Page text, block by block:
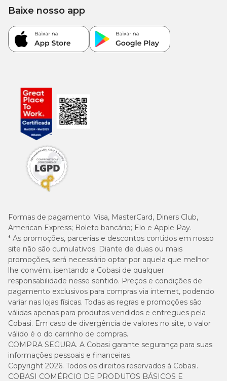
Formas de pagamento: Visa, MasterCard, Diners Club,
American Express; Boleto bancário; Elo e Apple Pay.
* As promoções, parcerias e descontos contidos em nosso
site não são cumulativos. Diante de duas ou mais
promoções, será necessário optar por aquela que melhor
lhe convém, isentando a Cobasi de qualquer
responsabilidade nesse sentido. Preços e condições de
pagamento exclusivos para compras via internet, podendo
variar nas lojas físicas. Todas as regras e promoções são
válidas apenas para produtos vendidos e entregues pela
Cobasi. Em caso de divergência de valores no site, o valor
válido é o do carrinho de compras.
COMPRA SEGURA. A Cobasi garante segurança para suas
informações pessoais e financeiras.
Copyright 2026. Todos os direitos reservados à Cobasi.
COBASI COMÉRCIO DE PRODUTOS BÁSICOS E
Baixe nosso app